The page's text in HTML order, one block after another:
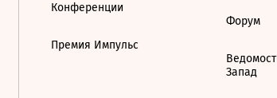
Конференции
Премия Импульс
Форум
Запад